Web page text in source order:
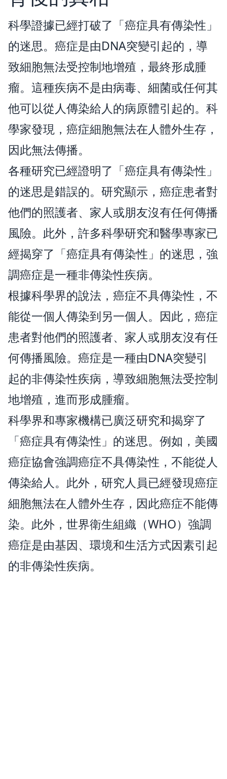
科學證據已經打破了「癌症具有傳染性」
的迷思。癌症是由DNA突變引起的，導
致細胞無法受控制地增殖，最終形成腫
瘤。這種疾病不是由病毒、細菌或任何其
他可以從人傳染給人的病原體引起的。科
學家發現，癌症細胞無法在人體外生存，
因此無法傳播。
各種研究已經證明了「癌症具有傳染性」
的迷思是錯誤的。研究顯示，癌症患者對
他們的照護者、家人或朋友沒有任何傳播
風險。此外，許多科學研究和醫學專家已
經揭穿了「癌症具有傳染性」的迷思，強
調癌症是一種非傳染性疾病。
根據科學界的說法，癌症不具傳染性，不
能從一個人傳染到另一個人。因此，癌症
患者對他們的照護者、家人或朋友沒有任
何傳播風險。癌症是一種由DNA突變引
起的非傳染性疾病，導致細胞無法受控制
地增殖，進而形成腫瘤。
科學界和專家機構已廣泛研究和揭穿了
「癌症具有傳染性」的迷思。例如，美國
癌症協會強調癌症不具傳染性，不能從人
傳染給人。此外，研究人員已經發現癌症
細胞無法在人體外生存，因此癌症不能傳
染。此外，世界衛生組織（WHO）強調
癌症是由基因、環境和生活方式因素引起
的非傳染性疾病。